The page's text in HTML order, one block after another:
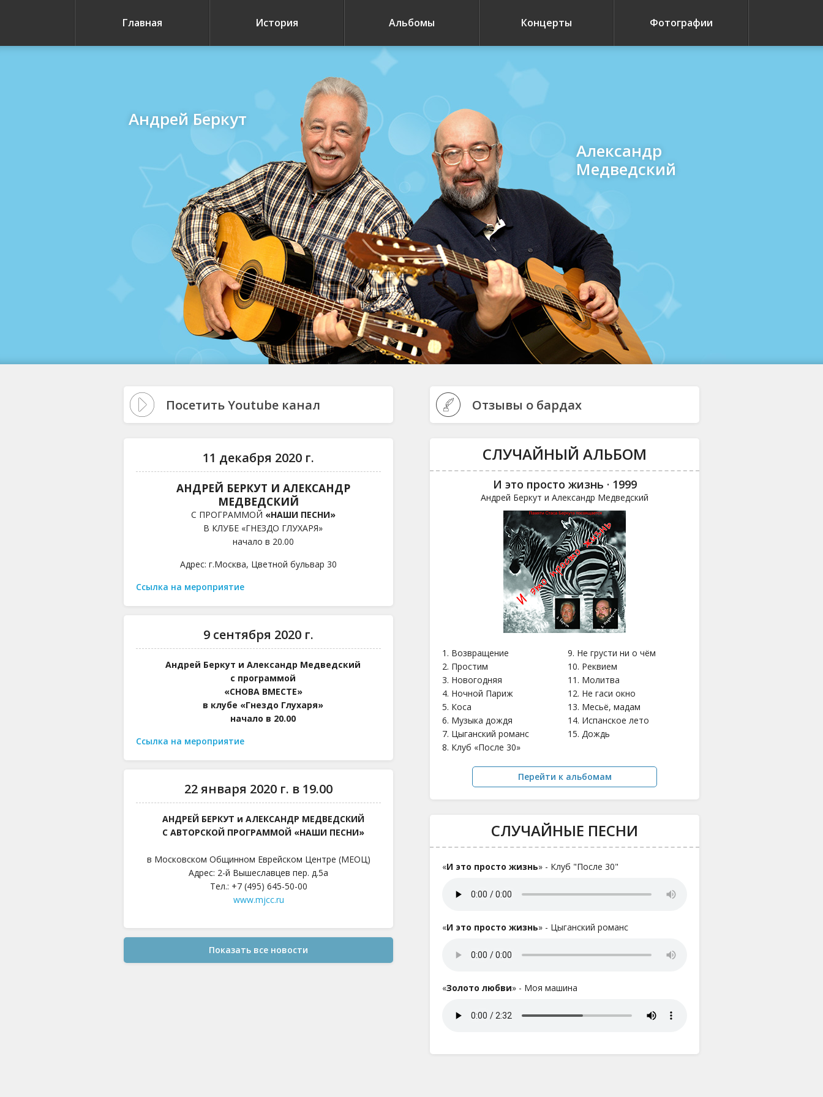
Главная История Альбомы Концерты Фотографии
Андрей Беркут
Александр
Медведский
Посетить Youtube канал Отзывы о бардах
11 декабря 2020 г.
АНДРЕЙ БЕРКУТ И АЛЕКСАНДР
МЕДВЕДСКИЙ
С ПРОГРАММОЙ «НАШИ ПЕСНИ»
В КЛУБЕ «ГНЕЗДО ГЛУХАРЯ»
начало в 20.00
Адрес: г.Москва, Цветной бульвар 30
Ссылка на мероприятие
9 сентября 2020 г.
Андрей Беркут и Александр Медведский
с программой
«СНОВА ВМЕСТЕ»
в клубе «Гнездо Глухаря»
начало в 20.00
Ссылка на мероприятие
22 января 2020 г. в 19.00
АНДРЕЙ БЕРКУТ и АЛЕКСАНДР МЕДВЕДСКИЙ
С АВТОРСКОЙ ПРОГРАММОЙ «НАШИ ПЕСНИ»
в Московском Общинном Еврейском Центре (МЕОЦ)
Адрес: 2-й Вышеславцев пер. д.5а
Тел.: +7 (495) 645-50-00
www.mjcc.ru
Показать все новости
СЛУЧАЙНЫЙ АЛЬБОМ
И это просто жизнь · 1999
Андрей Беркут и Александр Медведский
1. Возвращение
2. Простим
3. Новогодняя
4. Ночной Париж
5. Коса
6. Музыка дождя
7. Цыганский романс
8. Клуб «После 30»
9. Не грусти ни о чём
10. Реквием
11. Молитва
12. Не гаси окно
13. Месьё, мадам
14. Испанское лето
15. Дождь
Перейти к альбомам
СЛУЧАЙНЫЕ ПЕСНИ
«И это просто жизнь» - Клуб "После 30"
«И это просто жизнь» - Цыганский романс
«Золото любви» - Моя машина